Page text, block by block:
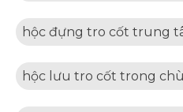
hộc đựng tro cốt trung
hộc lưu tro cốt trong